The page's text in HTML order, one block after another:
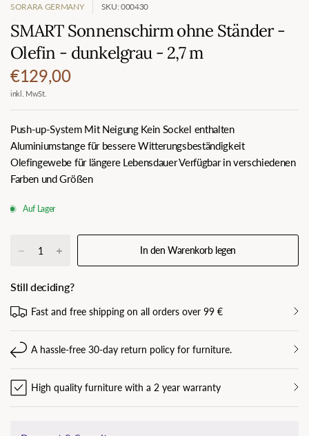
SORARA GERMANY SKU: 000430
SMART Sonnenschirm ohne Ständer -
Olefin - dunkelgrau - 2,7 m
€129,00
inkl. MwSt.
Push-up-System Mit Neigung Kein Sockel enthalten
Aluminiumstange für bessere Witterungsbeständigkeit
Olefingewebe für längere Lebensdauer Verfügbar in verschiedenen
Farben und Größen
Auf Lager
In den Warenkorb legen
Still deciding?
Fast and free shipping on all orders over 99 €
A hassle-free 30-day return policy for furniture.
High quality furniture with a 2 year warranty